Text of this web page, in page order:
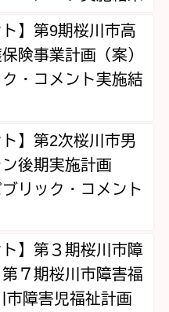
ト】第9期桜川市高
険事業計画（案）
・コメント実施結
ト】第2次桜川市男
後期実施計画
リック・コメント
ト】第３期桜川市障
７期桜川市障害福
市障害児福祉計画